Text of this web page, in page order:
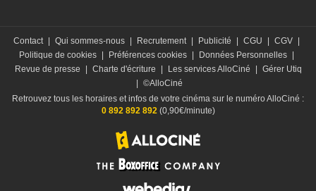
Contact | Qui sommes-nous | Recrutement | Publicité | CGU | CGV |
Politique de cookies | Préférences cookies | Données Personnelles |
Revue de presse
| Charte d'écriture | Les services AlloCiné | Gérer Utiq
| ©AlloCiné
Retrouvez tous les horaires et infos de votre cinéma sur le numéro AlloCiné :
0 892 892 892 (0,90€/minute)